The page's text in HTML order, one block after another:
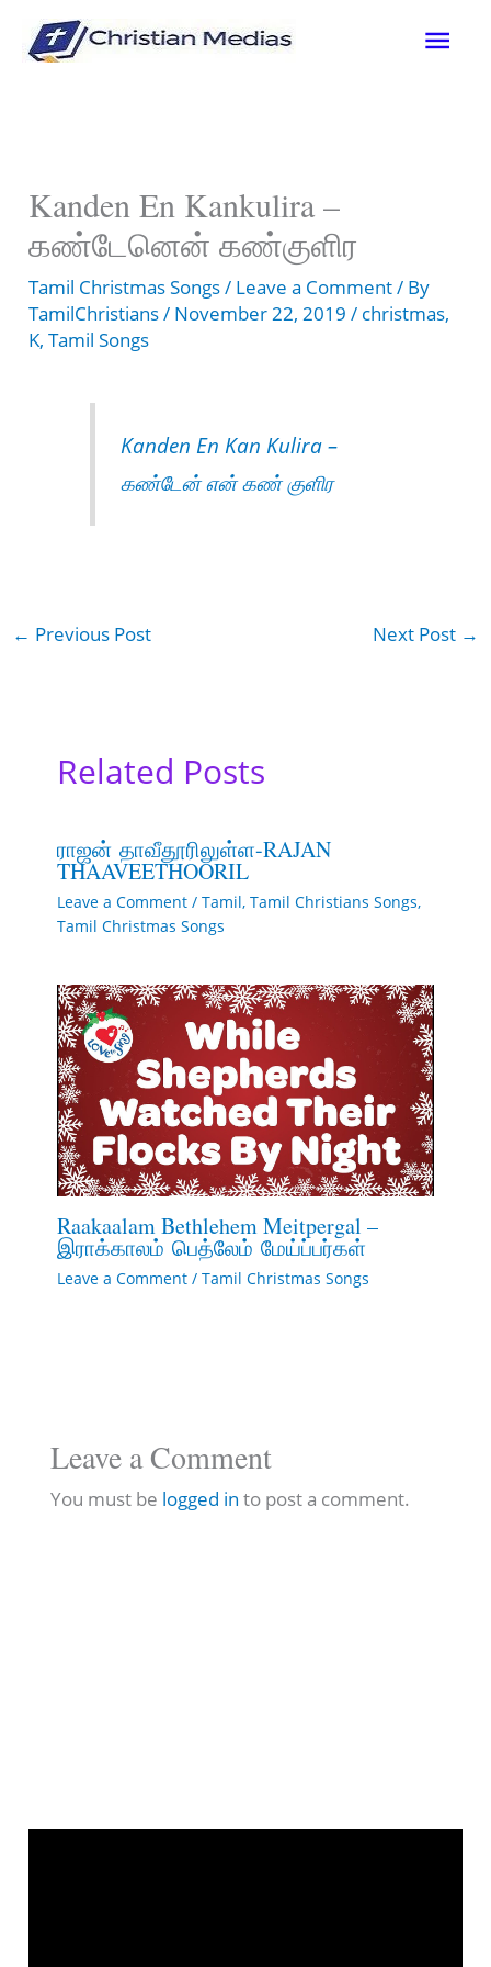
Kanden En Kankulira –
கண்டேனென் கண்குளிர
Tamil Christmas Songs/ Leave a Comment/ By
TamilChristians/ November 22, 2019/ christmas,
K,Tamil Songs
Kanden En Kan Kulira –
கண்டேன் என் கண் குளிர
← Previous Post Next Post →
Related Posts
ராஜன் தாவீதூரிலுள்ள-RAJAN
THAAVEETHOORIL
Leave a Comment / Tamil, Tamil Christians Songs,
Tamil Christmas Songs
Raakaalam Bethlehem Meitpergal –
இராக்காலம் பெத்லேம் மேய்ப்பர்கள்
Leave a Comment / Tamil Christmas Songs
Leave a Comment
You must be logged in to post a comment.